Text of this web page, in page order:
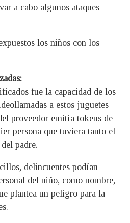
a cabo algunos ataques
los niños con los
fue la capacidad de los
a estos juguetes
proveedor emitía tokens de
persona que tuviera tanto el
padre.
delincuentes podían
del niño, como nombre,
plantea un peligro para la